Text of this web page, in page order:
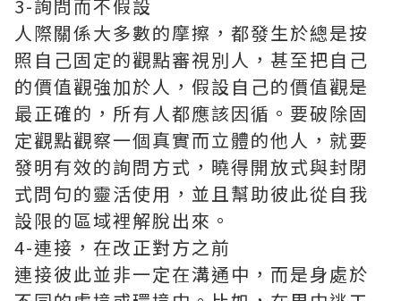
3-詢問而不假設
人際關係大多數的摩擦，都發生於總是按
照自己固定的觀點審視別人，甚至把自己
的價值觀強加於人，假設自己的價值觀是
最正確的，所有人都應該因循。要破除固
定觀點觀察一個真實而立體的他人，就要
發明有效的詢問方式，曉得開放式與封閉
式問句的靈活使用，並且幫助彼此從自我
設限的區域裡解脫出來。
4-連接，在改正對方之前
連接彼此並非一定在溝通中，而是身處於